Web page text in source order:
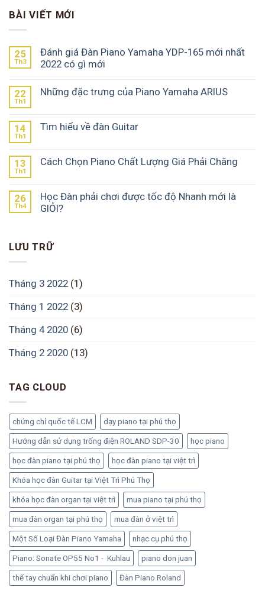
BÀI VIẾT MỚI
25
Th3
Đánh giá Đàn Piano Yamaha YDP-165 mới nhất
2022 có gì mới
22
Th1
Những đặc trưng của Piano Yamaha ARIUS
14
Th1
Tìm hiểu về đàn Guitar
13
Th1
Cách Chọn Piano Chất Lượng Giá Phải Chăng
26
Th4
Học Đàn phải chơi được tốc độ Nhanh mới là
GIỎI?
LƯU TRỮ
Tháng 3 2022 (1)
Tháng 1 2022 (3)
Tháng 4 2020 (6)
Tháng 2 2020 (13)
TAG CLOUD
chứng chỉ quốc tế LCM dạy piano tại phú thọ
Hướng dẫn sử dụng trống điện ROLAND SDP-30 học piano
học đàn piano tại phú thọ học đàn piano tại việt trì
Khóa học đàn Guitar tại Việt Trì Phú Thọ
khóa học đàn organ tại việt trì mua piano tại phú thọ
mua đàn organ tại phú thọ mua đàn ở việt trì
Một Số Loại Đàn Piano Yamaha nhạc cụ phú thọ
Piano: Sonate OP55 No1 - Kuhlau piano don juan
thế tay chuẩn khi chơi piano Đàn Piano Roland